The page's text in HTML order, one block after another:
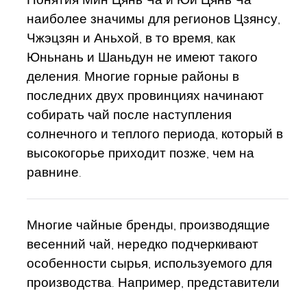
наиболее значимы для регионов Цзянсу,
Чжэцзян и Аньхой, в то время, как
Юньнань и Шаньдун не имеют такого
деления. Многие горные районы в
последних двух провинциях начинают
собирать чай после наступления
солнечного и теплого периода, который в
высокогорье приходит позже, чем на
равнине.
Многие чайные бренды, производящие
весенний чай, нередко подчеркивают
особенности сырья, используемого для
производства. Например, представители